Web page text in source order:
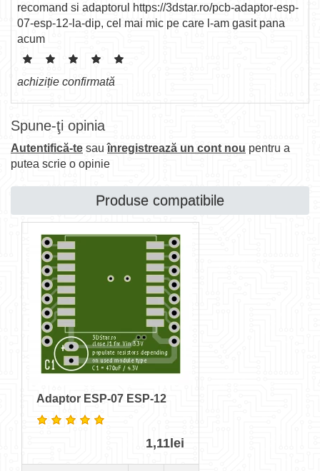
recomand si adaptorul https://3dstar.ro/pcb-adaptor-esp-
07-esp-12-la-dip, cel mai mic pe care l-am gasit pana
acum
achiziție confirmată
Spune-ţi opinia
Autentifică-te sauînregistrează un cont nou pentru a
putea scrie o opinie
Produse compatibile
Adaptor ESP-07 ESP-12
1,11lei